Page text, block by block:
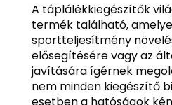
A táplálékkiegészítők
termék található,
sportteljesítmény
elősegítésére vagy az
javítására ígérnek
nem minden kiegészítő